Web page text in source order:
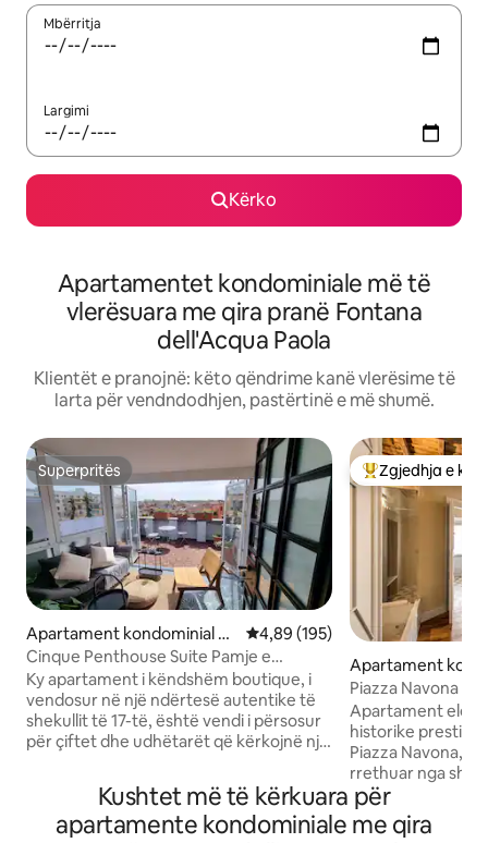
Mbërritja
Largimi
Kërko
Apartamentet kondominiale më të
vlerësuara me qira pranë Fontana
dell'Acqua Paola
Klientët e pranojnë: këto qëndrime kanë vlerësime të
larta për vendndodhjen, pastërtinë e më shumë.
Superpritës
Superpritës
Apartament kondominial në
Trastevere
Vlerësimi mesatar 4,89 nga 5,
4,89 (195)
Cinque Penthouse Suite Pamje e
mahnitshme
Ky apartament i këndshëm boutique, i
vendosur në një ndërtesë autentike të
shekullit të 17-të, është vendi i përsosur
për çiftet dhe udhëtarët që kërkojnë një
romake. Tarraca panoramike private në
të njëjtin nivel të lejon të admirosh
qytetin nga lart dhe të ndihesh i lidhur
Më të mirat e
Zgjedhja e
Apartament
Parione
Piazza Navona
Apartament
historike
Piazza Navona,
rrethuar nga
Bernini dhe
ofron dy dhoma
dhoma kryesore
Kushtet më të kërkuara për
apartamente kondominiale me qira